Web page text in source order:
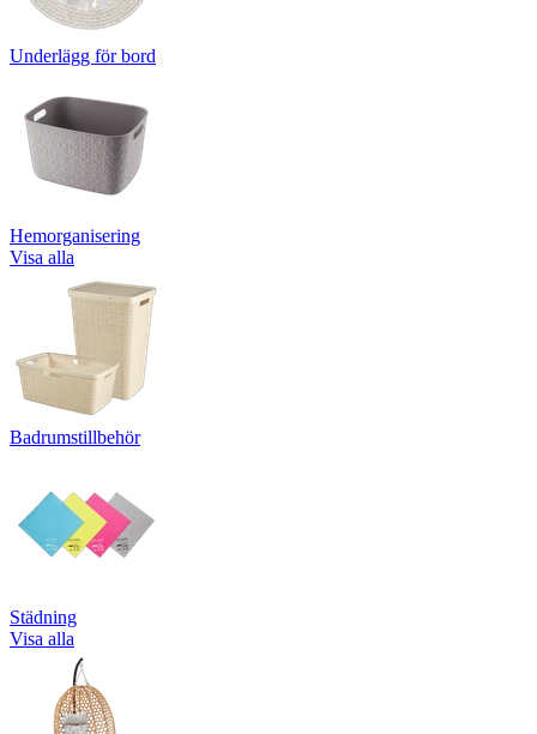
Underlägg för bord
Hemorganisering
Visa alla
Badrumstillbehör
Städning
Visa alla